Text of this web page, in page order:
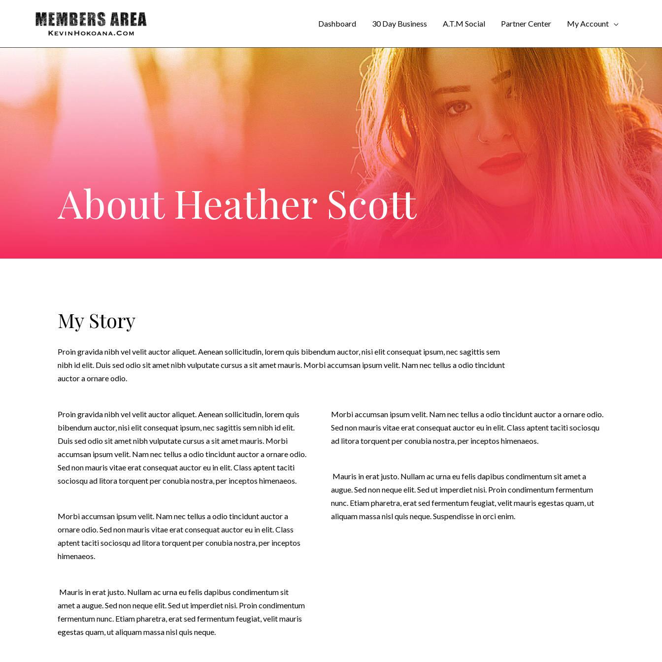
Dashboard 30 Day Business A.T.M Social Partner Center My Account
About Heather Scott
My Story
Proin gravida nibh vel velit auctor aliquet. Aenean sollicitudin, lorem quis bibendum auctor, nisi elit consequat ipsum, nec sagittis sem
nibh id elit. Duis sed odio sit amet nibh vulputate cursus a sit amet mauris. Morbi accumsan ipsum velit. Nam nec tellus a odio tincidunt
auctor a ornare odio.
Proin gravida nibh vel velit auctor aliquet. Aenean sollicitudin, lorem quis
bibendum auctor, nisi elit consequat ipsum, nec sagittis sem nibh id elit.
Duis sed odio sit amet nibh vulputate cursus a sit amet mauris. Morbi
accumsan ipsum velit. Nam nec tellus a odio tincidunt auctor a ornare odio.
Sed non mauris vitae erat consequat auctor eu in elit. Class aptent taciti
sociosqu ad litora torquent per conubia nostra, per inceptos himenaeos.
Morbi accumsan ipsum velit. Nam nec tellus a odio tincidunt auctor a
ornare odio. Sed non mauris vitae erat consequat auctor eu in elit. Class
aptent taciti sociosqu ad litora torquent per conubia nostra, per inceptos
himenaeos.
Mauris in erat justo. Nullam ac urna eu felis dapibus condimentum sit
amet a augue. Sed non neque elit. Sed ut imperdiet nisi. Proin condimentum
fermentum nunc. Etiam pharetra, erat sed fermentum feugiat, velit mauris
egestas quam, ut aliquam massa nisl quis neque.
Morbi accumsan ipsum velit. Nam nec tellus a odio tincidunt auctor a ornare odio.
Sed non mauris vitae erat consequat auctor eu in elit. Class aptent taciti sociosqu
ad litora torquent per conubia nostra, per inceptos himenaeos.
Mauris in erat justo. Nullam ac urna eu felis dapibus condimentum sit amet a
augue. Sed non neque elit. Sed ut imperdiet nisi. Proin condimentum fermentum
nunc. Etiam pharetra, erat sed fermentum feugiat, velit mauris egestas quam, ut
aliquam massa nisl quis neque. Suspendisse in orci enim.